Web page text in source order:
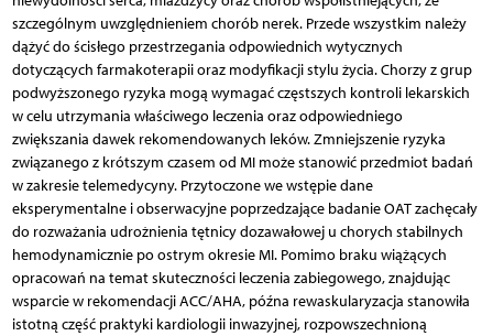
szczególnym uwzględnieniem chorób nerek. Przede wszystkim należy
dążyć do ścisłego przestrzegania odpowiednich wytycznych
dotyczących farmakoterapii oraz modyfikacji stylu życia. Chorzy z grup
podwyższonego ryzyka mogą wymagać częstszych kontroli lekarskich
w celu utrzymania właściwego leczenia oraz odpowiedniego
zwiększania dawek rekomendowanych leków. Zmniejszenie ryzyka
związanego z krótszym czasem od MI może stanowić przedmiot badań
w zakresie telemedycyny. Przytoczone we wstępie dane
eksperymentalne i obserwacyjne poprzedzające badanie OAT zachęcały
do rozważania udrożnienia tętnicy dozawałowej u chorych stabilnych
hemodynamicznie po ostrym okresie MI. Pomimo braku wiążących
opracowań na temat skuteczności leczenia zabiegowego, znajdując
wsparcie w rekomendacji ACC/AHA, późna rewaskularyzacja stanowiła
istotną część praktyki kardiologii inwazyjnej, rozpowszechnioną